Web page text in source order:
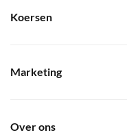
Koersen
Marketing
Over ons